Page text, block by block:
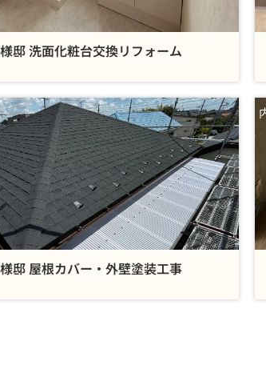
邸 洗面化粧台交換リフォーム
邸 屋根カバー・外壁塗装工事